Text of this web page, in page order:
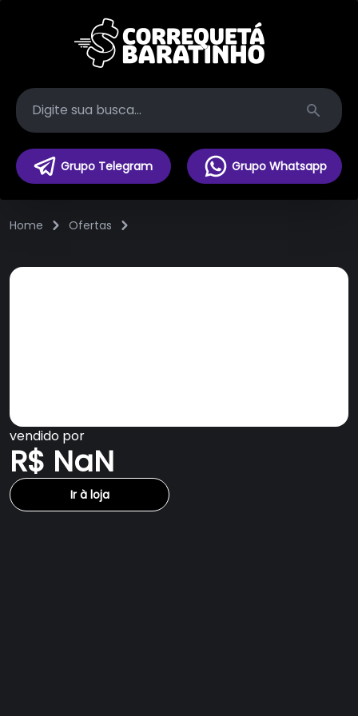
Search
Grupo Telegram Grupo Whatsapp
Home Ofertas
vendido por
R$ NaN
Ir à loja